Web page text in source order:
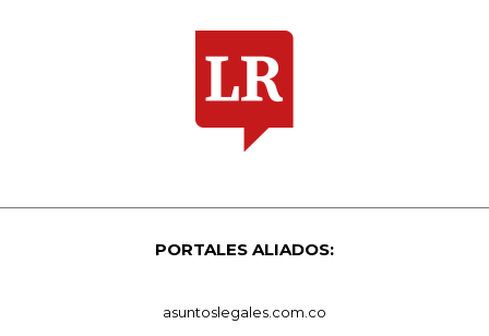
PORTALES ALIADOS:
asuntoslegales.com.co